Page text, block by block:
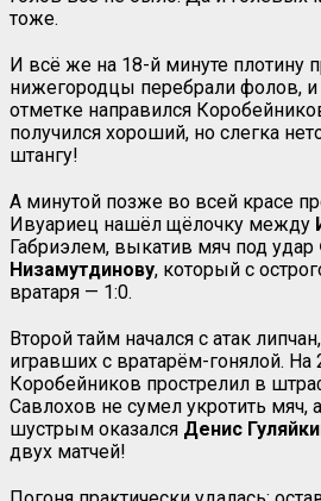
тоже.
И всё же на 18-й минуте плотину
нижегородцы перебрали фолов,
отметке направился
получился хороший, но слегка
штангу!
А минутой позже во всей красе
Ивуариец нашёл щёлочку между
Габриэлем, выкатив мяч под удар
Низамутдинову, который с
вратаря — 1:0.
Второй тайм начался с атак
игравших с вратарём-гонялой. На
Коробейников прострелил в
Савлохов не сумел укротить
шустрым оказался Денис
двух матчей!